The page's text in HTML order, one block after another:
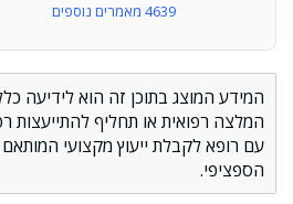
4639 מאמרים נוספים
המידע המוצג בתוכן זה הוא לידיעה
המלצה רפואית או תחליף להתייעצות
עם רופא לקבלת ייעוץ מקצועי
הספציפי.